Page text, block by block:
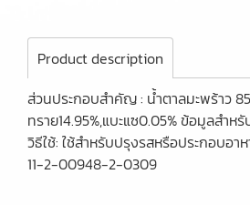
Product description
ส่วนประกอบสำคัญ : น้ำตาลมะพร้าว
ทราย14.95%,แบะแซ0.05% ข้อมูลสำ
วิธีใช้: ใช้สำหรับปรุงรสหรือประกอบอา
11-2-00948-2-0309